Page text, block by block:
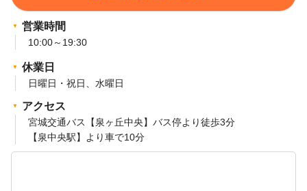
営業時間
10:00～19:30
休業日
日曜日・祝日、水曜日
アクセス
宮城交通バス【泉ヶ丘中央】バス停より徒歩3分
【泉中央駅】より車で10分